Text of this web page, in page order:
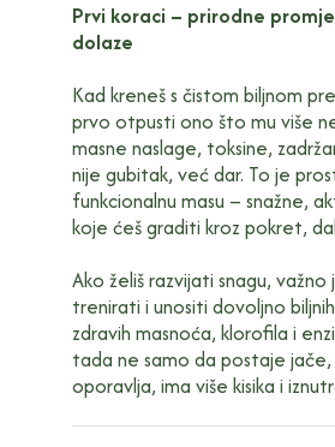
Prvi koraci – prirodne
dolaze
Kad kreneš s čistom biljnom
prvo otpusti ono što mu više
masne naslage, toksine,
nije gubitak, već dar. To je
funkcionalnu masu – snažne,
koje ćeš graditi kroz pokret,
Ako želiš razvijati snagu,
trenirati i unositi dovoljno
zdravih masnoća, klorofila i
tada ne samo da postaje
oporavlja, ima više kisika i